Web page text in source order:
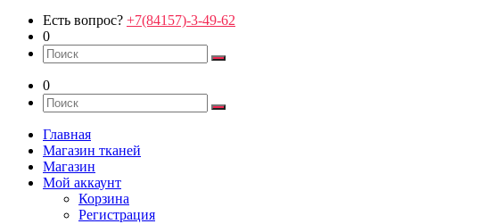
Есть вопрос? +7(84157)-3-49-62
0
0
Главная
Магазин тканей
Магазин
Мой аккаунт
Корзина
Регистрация